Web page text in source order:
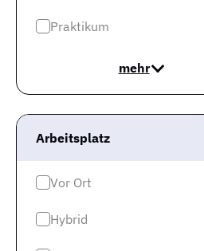
Praktikum
mehr
Arbeitsplatz
Vor Ort
Hybrid